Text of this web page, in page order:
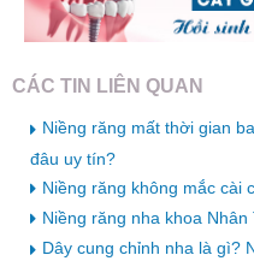
CÁC TIN LIÊN QUAN
Niềng răng mất thời gian
đâu uy tín?
Niềng răng không mắc cài
Niềng răng nha khoa
Dây cung chỉnh nha là gì?